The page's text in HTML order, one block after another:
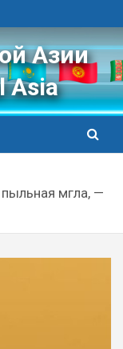
Азии
Asia
мгла, —